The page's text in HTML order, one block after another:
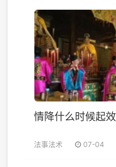
情降什么时候起效
法事法术 07-04